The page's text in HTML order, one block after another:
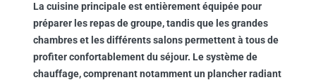
La cuisine principale est entièrement équipée pour
préparer les repas de groupe, tandis que les grandes
chambres et les différents salons permettent à tous de
profiter confortablement du séjour. Le système de
chauffage, comprenant notamment un plancher radiant